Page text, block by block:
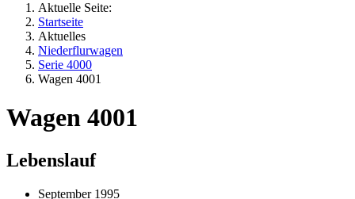
Aktuelle Seite:
Startseite
Aktuelles
Niederflurwagen
Serie 4000
Wagen 4001
Wagen 4001
Lebenslauf
September 1995